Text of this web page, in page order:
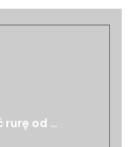
rurę od …